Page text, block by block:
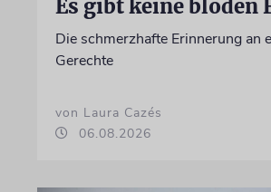
Es gibt keine blöden
Die schmerzhafte Erinnerung an
Gerechte
von Laura Cazés
06.08.2026